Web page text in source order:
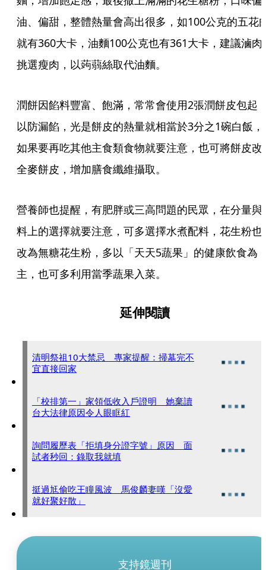
油、偏甜，整體熱量會高出很多，如100公克的五花
就有360大卡，油麵100公克也有361大卡，建議滷肉
挑選瘦肉，以蒟蒻絲取代油麵。
潤餅因餡料豐富、飽滿，常常會使用2張潤餅皮包起
以防漏餡，光是餅皮的熱量就相當於3分之1碗白飯，
如果要再吃其他主食類食物就要注意，也可將餅皮改
全麥餅皮，增加膳食纖維攝取。
營養師也提醒，有肥胖或三高問題的民眾，在分量與
料上的選擇就要注意，可多選擇水煮配料，花生粉也
改為無糖花生粉，多以「天天5蔬果」的健康飲食為
主，也可多利用當季蔬果入菜。
延伸閱讀
清明祭祖10大禁忌 專家提醒：掃墓完不
宜直接回家
「校排第一」家領低收入戶證明 她棄讀
台大法律原因令人眼眶紅
詢問履歷表「拒填身分證字號」原因 面
試者秒回：錄取我就填
挺過尪偷吃王瞳風波 馬俊麟妻嘆「沒愛
就好聚好散」
支持鏡週刊